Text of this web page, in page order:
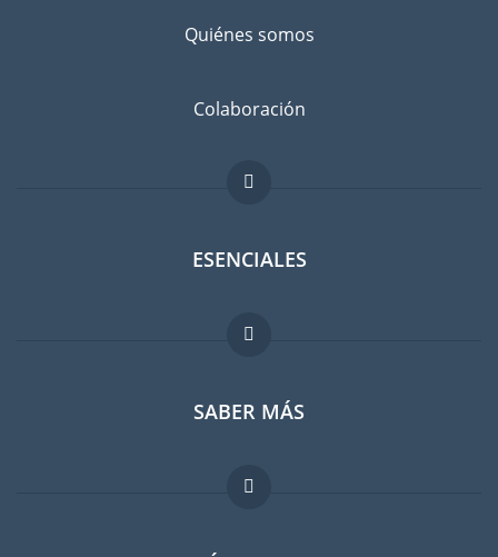
Quiénes somos
Colaboración
ESENCIALES
Foro para expatriados
Guia para expatriados
Trabajos en el extranjero
SABER MÁS
FAQ